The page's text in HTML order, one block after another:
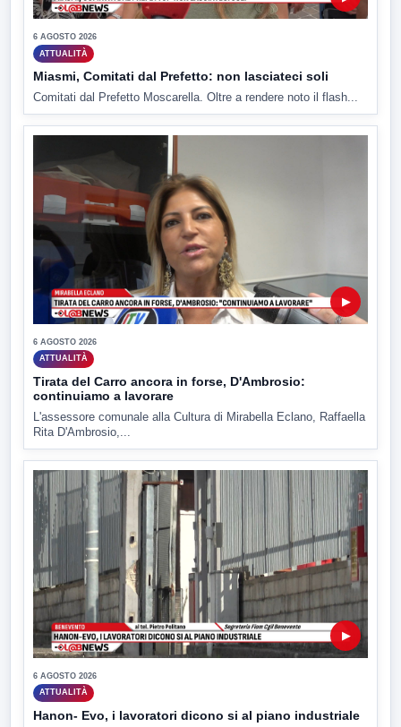
6 AGOSTO 2026
ATTUALITÀ
Miasmi, Comitati dal Prefetto: non lasciateci soli
Comitati dal Prefetto Moscarella. Oltre a rendere noto il flash...
▶
6 AGOSTO 2026
ATTUALITÀ
Tirata del Carro ancora in forse, D'Ambrosio:
continuiamo a lavorare
L'assessore comunale alla Cultura di Mirabella Eclano, Raffaella
Rita D'Ambrosio,...
▶
6 AGOSTO 2026
ATTUALITÀ
Hanon- Evo, i lavoratori dicono si al piano industriale